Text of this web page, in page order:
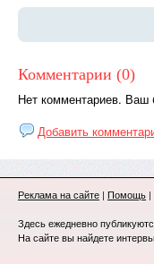
Комментарии (0)
Нет комментариев. Ваш
Добавить
Реклама на сайте | Помощь |
Здесь ежедневно
На сайте вы найдете